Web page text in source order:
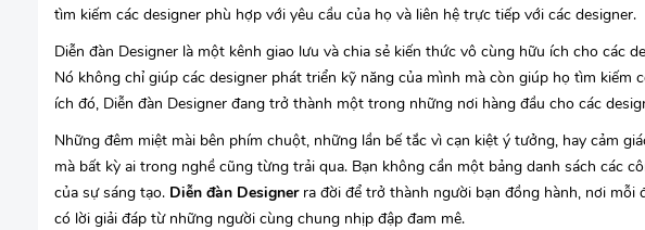
tìm kiếm các designer phù hợp với yêu cầu của họ và liên hệ trực tiếp với các designer.
Diễn đàn Designer là một kênh giao lưu và chia sẻ kiến thức vô cùng hữu ích cho các
Nó không chỉ giúp các designer phát triển kỹ năng của mình mà còn giúp họ tìm
ích đó, Diễn đàn Designer đang trở thành một trong những nơi hàng đầu cho các
Những đêm miệt mài bên phím chuột, những lần bế tắc vì cạn kiệt ý tưởng, hay cảm
mà bất kỳ ai trong nghề cũng từng trải qua. Bạn không cần một bảng danh sách các
của sự sáng tạo. Diễn đàn Designerra đời để trở thành người bạn đồng hành, nơi mỗi
có lời giải đáp từ những người cùng chung nhịp đập đam mê.